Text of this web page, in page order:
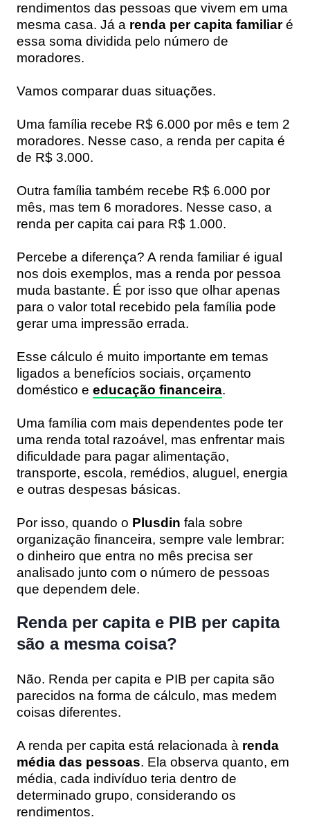
rendimentos das pessoas que vivem em uma
mesma casa. Já a renda per capita familiaré
essa soma dividida pelo número de
moradores.
Vamos comparar duas situações.
Uma família recebe R$ 6.000 por mês e tem 2
moradores. Nesse caso, a renda per capita é
de R$ 3.000.
Outra família também recebe R$ 6.000 por
mês, mas tem 6 moradores. Nesse caso, a
renda per capita cai para R$ 1.000.
Percebe a diferença? A renda familiar é igual
nos dois exemplos, mas a renda por pessoa
muda bastante. É por isso que olhar apenas
para o valor total recebido pela família pode
gerar uma impressão errada.
Esse cálculo é muito importante em temas
ligados a benefícios sociais, orçamento
doméstico e educação financeira.
Uma família com mais dependentes pode ter
uma renda total razoável, mas enfrentar mais
dificuldade para pagar alimentação,
transporte, escola, remédios, aluguel, energia
e outras despesas básicas.
Por isso, quando o Plusdin fala sobre
organização financeira, sempre vale lembrar:
o dinheiro que entra no mês precisa ser
analisado junto com o número de pessoas
que dependem dele.
Renda per capita e PIB per capita
são a mesma coisa?
Não. Renda per capita e PIB per capita são
parecidos na forma de cálculo, mas medem
coisas diferentes.
A renda per capita está relacionada à renda
média das pessoas. Ela observa quanto, em
média, cada indivíduo teria dentro de
determinado grupo, considerando os
rendimentos.